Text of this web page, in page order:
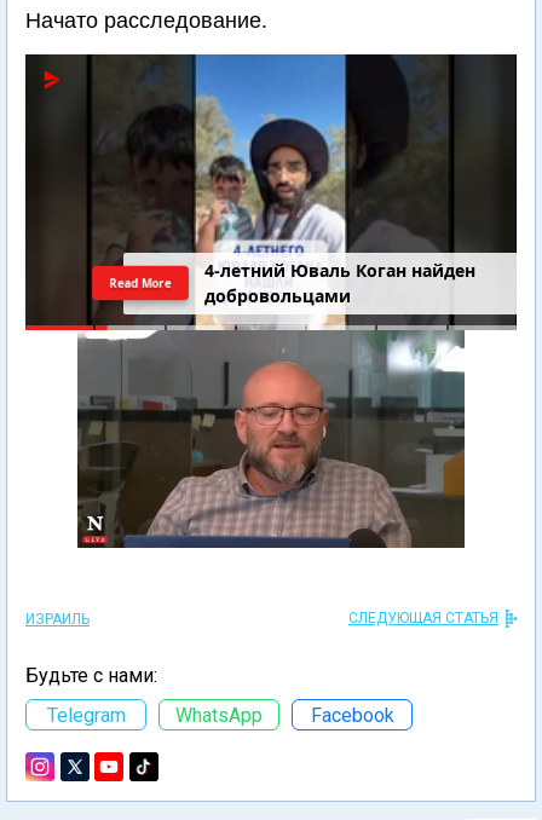
Начато расследование.
4-летний Юваль Коган найден
добровольцами
Read More
ИЗРАИЛЬ СЛЕДУЮЩАЯ СТАТЬЯ
Будьте с нами:
Telegram
WhatsApp Facebook